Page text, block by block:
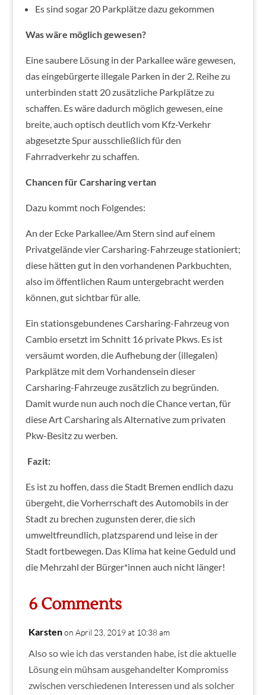
Es sind sogar 20 Parkplätze dazu gekommen
Was wäre möglich gewesen?
Eine saubere Lösung in der Parkallee wäre gewesen,
das eingebürgerte illegale Parken in der 2. Reihe zu
unterbinden statt 20 zusätzliche Parkplätze zu
schaffen. Es wäre dadurch möglich gewesen, eine
breite, auch optisch deutlich vom Kfz-Verkehr
abgesetzte Spur ausschließlich für den
Fahrradverkehr zu schaffen.
Chancen für Carsharing vertan
Dazu kommt noch Folgendes:
An der Ecke Parkallee/Am Stern sind auf einem
Privatgelände vier Carsharing-Fahrzeuge stationiert;
diese hätten gut in den vorhandenen Parkbuchten,
also im öffentlichen Raum untergebracht werden
können, gut sichtbar für alle.
Ein stationsgebundenes Carsharing-Fahrzeug von
Cambio ersetzt im Schnitt 16 private Pkws. Es ist
versäumt worden, die Aufhebung der (illegalen)
Parkplätze mit dem Vorhandensein dieser
Carsharing-Fahrzeuge zusätzlich zu begründen.
Damit wurde nun auch noch die Chance vertan, für
diese Art Carsharing als Alternative zum privaten
Pkw-Besitz zu werben.
Fazit:
Es ist zu hoffen, dass die Stadt Bremen endlich dazu
übergeht, die Vorherrschaft des Automobils in der
Stadt zu brechen zugunsten derer, die sich
umweltfreundlich, platzsparend und leise in der
Stadt fortbewegen. Das Klima hat keine Geduld und
die Mehrzahl der Bürger*innen auch nicht länger!
6 Comments
Karsten on April 23, 2019 at 10:38 am
Also so wie ich das verstanden habe, ist die aktuelle
Lösung ein mühsam ausgehandelter Kompromiss
zwischen verschiedenen Interessen und als solcher